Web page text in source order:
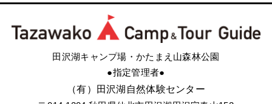
田沢湖キャンプ場・かたまえ山森林公園
●指定管理者●
（有）田沢湖自然体験センター